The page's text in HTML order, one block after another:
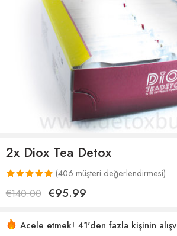
2x Diox Tea Detox
388
müşteri
üzerinden
(406 müşteri değerlendirmesi)
€140.00 €95.99
Acele etmek! 41'den fazla kişinin